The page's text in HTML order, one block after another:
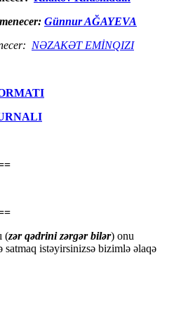
Günnur AĞAYEVA
NƏZAKƏT EMİNQIZI
(zər qədrini zərgər bilər) onu
satmaq istəyirsinizsə bizimlə əlaqə